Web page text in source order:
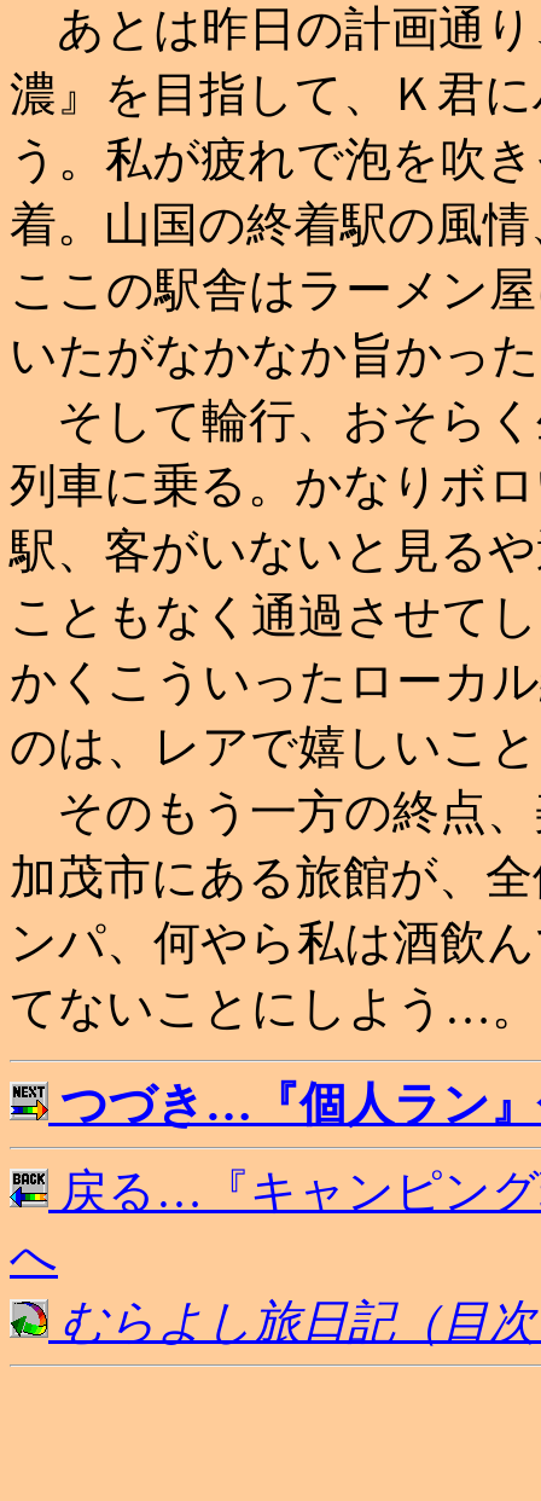
あとは昨日の計画通り
濃』を目指して、Ｋ君
う。私が疲れで泡を吹
着。山国の終着駅の風
ここの駅舎はラーメン
いたがなかなか旨かっ
そして輪行、おそらく
列車に乗る。かなりボ
駅、客がいないと見る
こともなく通過させて
かくこういったローカ
のは、レアで嬉しいこ
そのもう一方の終点
加茂市にある旅館が、
ンパ、何やら私は酒飲
てないことにしよう…。
つづき…『個人ラン
戻る…『キャンピン
へ
むらよし旅日記（目